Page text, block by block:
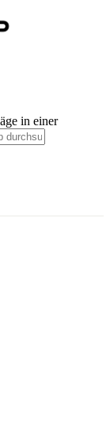
in einer